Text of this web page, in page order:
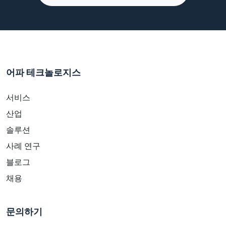
어파 테크놀로지스
서비스
산업
솔루션
사례 연구
블로그
채용
문의하기